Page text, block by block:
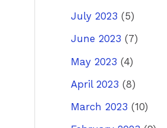
July 2023 (5)
June 2023 (7)
May 2023 (4)
April 2023 (8)
March 2023 (10)